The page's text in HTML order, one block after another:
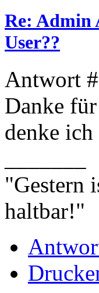
Re: Admin
User??
Antwort
Danke
denke
"Gestern
haltbar!"